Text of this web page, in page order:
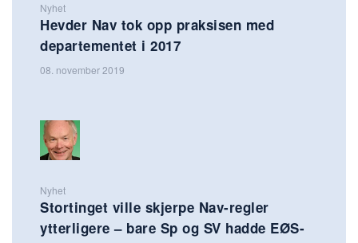
Nyhet
Hevder Nav tok opp praksisen med
departementet i 2017
08. november 2019
Nyhet
Stortinget ville skjerpe Nav-regler
ytterligere – bare Sp og SV hadde EØS-